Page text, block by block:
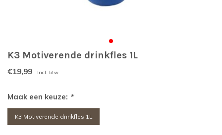
K3 Motiverende drinkfles 1L
€19,99 Incl. btw
Maak een keuze: *
K3 Motiverende drinkfles 1L